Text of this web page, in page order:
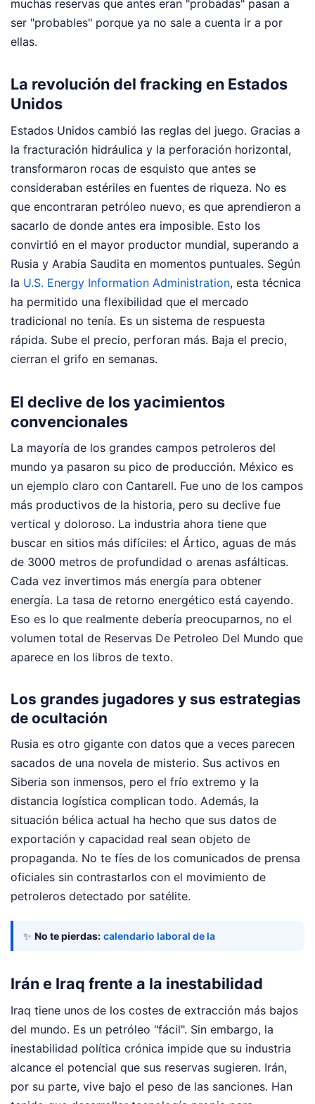
muchas reservas que antes eran "probadas" pasan a
ser "probables" porque ya no sale a cuenta ir a por
ellas.
La revolución del fracking en Estados
Unidos
Estados Unidos cambió las reglas del juego. Gracias a
la fracturación hidráulica y la perforación horizontal,
transformaron rocas de esquisto que antes se
consideraban estériles en fuentes de riqueza. No es
que encontraran petróleo nuevo, es que aprendieron a
sacarlo de donde antes era imposible. Esto los
convirtió en el mayor productor mundial, superando a
Rusia y Arabia Saudita en momentos puntuales. Según
la U.S. Energy Information Administration, esta técnica
ha permitido una flexibilidad que el mercado
tradicional no tenía. Es un sistema de respuesta
rápida. Sube el precio, perforan más. Baja el precio,
cierran el grifo en semanas.
El declive de los yacimientos
convencionales
La mayoría de los grandes campos petroleros del
mundo ya pasaron su pico de producción. México es
un ejemplo claro con Cantarell. Fue uno de los campos
más productivos de la historia, pero su declive fue
vertical y doloroso. La industria ahora tiene que
buscar en sitios más difíciles: el Ártico, aguas de más
de 3000 metros de profundidad o arenas asfálticas.
Cada vez invertimos más energía para obtener
energía. La tasa de retorno energético está cayendo.
Eso es lo que realmente debería preocuparnos, no el
volumen total de Reservas De Petroleo Del Mundo que
aparece en los libros de texto.
Los grandes jugadores y sus estrategias
de ocultación
Rusia es otro gigante con datos que a veces parecen
sacados de una novela de misterio. Sus activos en
Siberia son inmensos, pero el frío extremo y la
distancia logística complican todo. Además, la
situación bélica actual ha hecho que sus datos de
exportación y capacidad real sean objeto de
propaganda. No te fíes de los comunicados de prensa
oficiales sin contrastarlos con el movimiento de
petroleros detectado por satélite.
✨ No te pierdas: calendario laboral de la
Irán e Iraq frente a la inestabilidad
Iraq tiene unos de los costes de extracción más bajos
del mundo. Es un petróleo "fácil". Sin embargo, la
inestabilidad política crónica impide que su industria
alcance el potencial que sus reservas sugieren. Irán,
por su parte, vive bajo el peso de las sanciones. Han